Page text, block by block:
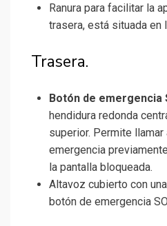
Ranura para facilitar la
trasera, está situada en
Trasera.
Botón de emergencia
hendidura redonda
superior. Permite
emergencia
la pantalla bloqueada.
Altavoz cubierto con
botón de emergencia